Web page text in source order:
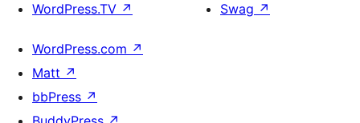
WordPress.TV ↗
Swag ↗
WordPress.com ↗
Matt ↗
bbPress ↗